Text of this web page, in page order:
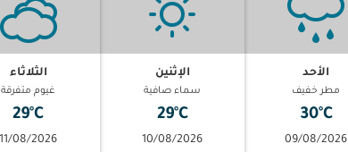
الأحد
مطر خفيف
30°C
09/08/2026
الإثنين
سماء صافية
29°C
10/08/2026
الثلاثاء
غيوم متفرقة
29°C
11/08/2026